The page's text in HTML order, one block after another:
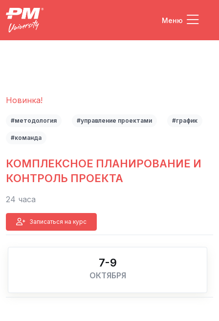
Меню
Новинка!
#методология #управление проектами #график
#команда
КОМПЛЕКСНОЕ ПЛАНИРОВАНИЕ И
КОНТРОЛЬ ПРОЕКТА
24 часа
Записаться на курс
7-9
ОКТЯБРЯ